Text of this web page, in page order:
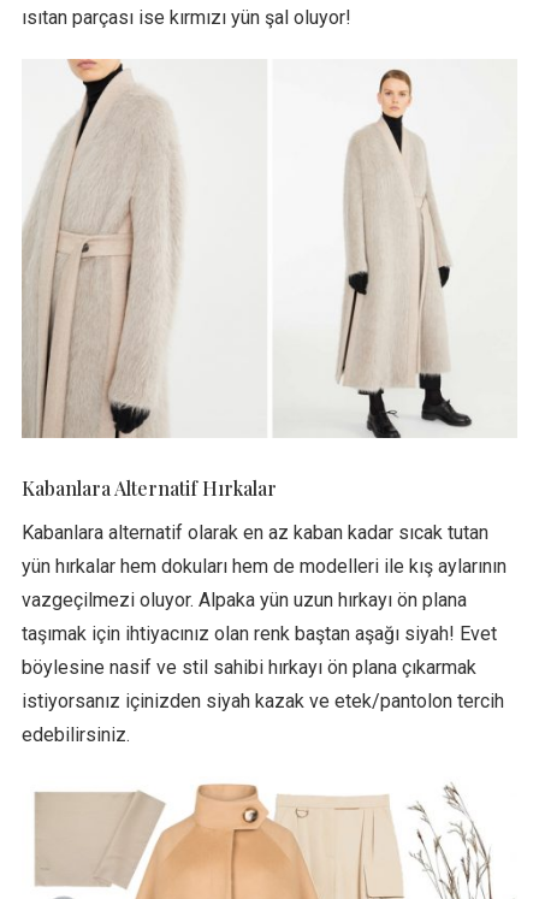
ısıtan parçası ise kırmızı yün şal oluyor!
Kabanlara Alternatif Hırkalar
Kabanlara alternatif olarak en az kaban kadar sıcak tutan
yün hırkalar hem dokuları hem de modelleri ile kış aylarının
vazgeçilmezi oluyor. Alpaka yün uzun hırkayı ön plana
taşımak için ihtiyacınız olan renk baştan aşağı siyah! Evet
böylesine nasif ve stil sahibi hırkayı ön plana çıkarmak
istiyorsanız içinizden siyah kazak ve etek/pantolon tercih
edebilirsiniz.